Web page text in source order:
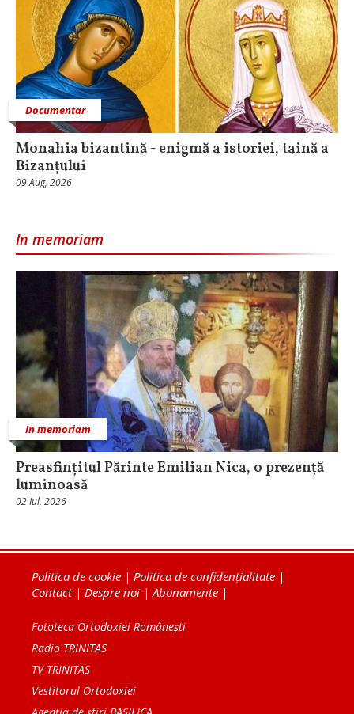
Documentar
Monahia bizantină - enigmă a istoriei, taină a
Bizanțului
09 Aug, 2026
In memoriam
In memoriam
Preasfințitul Părinte Emilian Nica, o prezență
luminoasă
02 Iul, 2026
Politica de cookie | Politica de confidențialitate |
Contact| Despre noi |Abonamente |
Fototeca Ortodoxiei Românești
Radio TRINITAS
TV TRINITAS
Vestitorul Ortodoxiei